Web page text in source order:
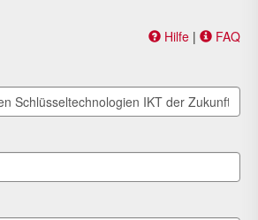
Hilfe | FAQ